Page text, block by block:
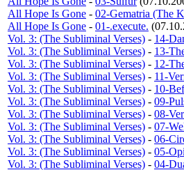
All Hope Is Gone - 02-Gematria (The
All Hope Is Gone - 01-.execute.
Vol. 3: (The Subliminal Verses) - 14-
Vol. 3: (The Subliminal Verses) - 13-
Vol. 3: (The Subliminal Verses) - 12-
Vol. 3: (The Subliminal Verses) - 11-
Vol. 3: (The Subliminal Verses) - 10-
Vol. 3: (The Subliminal Verses) - 09-
Vol. 3: (The Subliminal Verses) - 08-
Vol. 3: (The Subliminal Verses) - 07-
Vol. 3: (The Subliminal Verses) - 06-
Vol. 3: (The Subliminal Verses) - 05-
Vol. 3: (The Subliminal Verses) - 04-